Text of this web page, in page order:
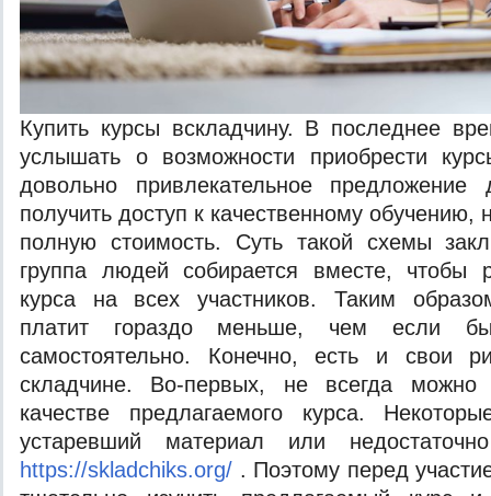
Купить курсы вскладчину. В последнее
услышать о возможности приобрести
довольно привлекательное
получить доступ к качественному обучению,
полную стоимость. Суть такой схемы
группа людей собирается вместе, чтобы
курса на всех участников. Таким
платит гораздо меньше, чем если
самостоятельно. Конечно, есть и свои
складчине. Во-первых, не всегда
качестве предлагаемого курса.
устаревший материал или
https://skladchiks.org/ . Поэтому перед